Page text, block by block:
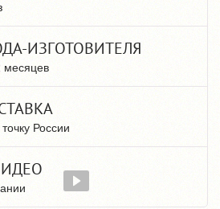
ИЗГОТОВИТЕЛЯ
месяцев
России